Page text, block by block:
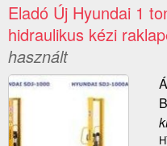
Eladó Új Hyundai 1
hidraulikus kézi
használt